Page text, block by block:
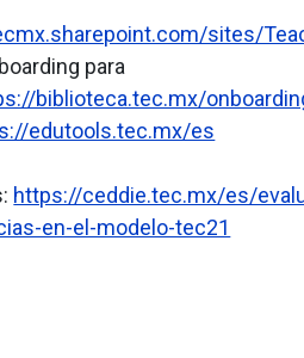
sites/
para
biblioteca.tec.mx/
edutools.tec.mx/es
https://ceddie.tec.mx/es/
en-el-modelo-tec21